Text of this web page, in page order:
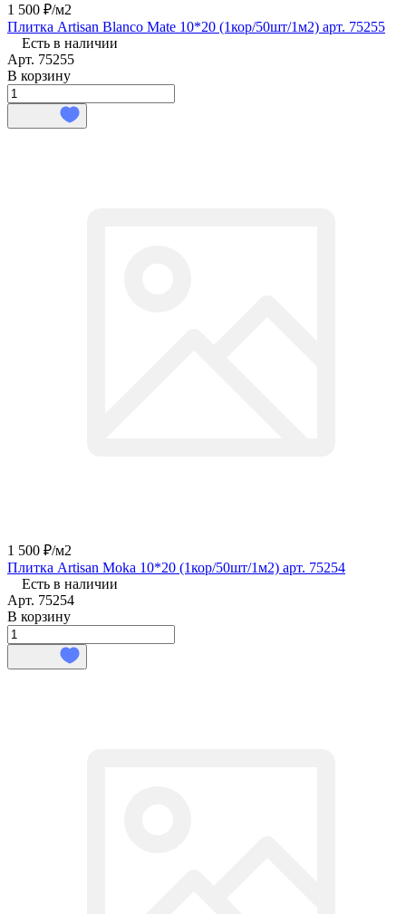
1 500 ₽/м2
Плитка Artisan Blanco Mate 10*20 (1кор/50шт/1м2) арт. 75255
Есть в наличии
Арт. 75255
В корзину
1 500 ₽/м2
Плитка Artisan Moka 10*20 (1кор/50шт/1м2) арт. 75254
Есть в наличии
Арт. 75254
В корзину